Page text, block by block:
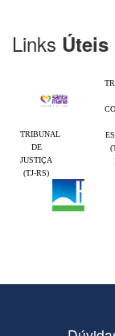
Links Úteis
TRIBUNAL
DE
JUSTIÇA
(TJ-RS)